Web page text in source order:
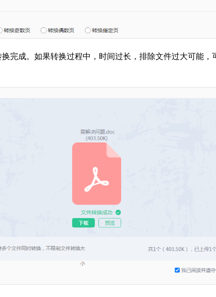
完成。如果转换过程中，时间过长，排除文件过大可能，